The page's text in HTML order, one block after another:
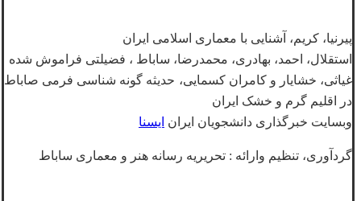
پیرنیا، کریم، آشنایی با معماری اسلامی ایران
استقلال، احمد، بهادری، محمدرضا، ساباط ، فضیلتی فراموش شده
غیاثی، خشایار و کامران کسمایی، حدیثه گونه شناسی فرمی صاباط
در اقلیم گرم و خشک ایران
وبسایت خبرگذاری دانشجویان ایران ایسنا
گردآوری، تنظیم وارائه : تحریریه رسانه هنر و معماری ساباط